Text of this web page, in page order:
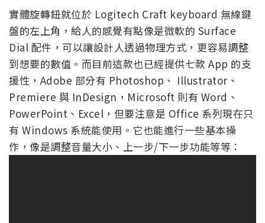
實體旋轉鈕就位於 Logitech Craft keyboard 無線鍵
盤的左上角，給人的感覺有點像是微軟的 Surface
Dial 配件，可以讓設計人透過物理方式，更容易調整
到想要的數值。而目前這款也已經提供七款 App 的支
援性，Adobe 部分有 Photoshop、 Illustrator、
Premiere 與 InDesign，Microsoft 則有 Word、
PowerPoint、Excel，但要注意是 Office 系列現在只
有 Windows 系統能使用。它也能進行一些基本操
作，像是調整音量大小、上一步/下一步功能等等：